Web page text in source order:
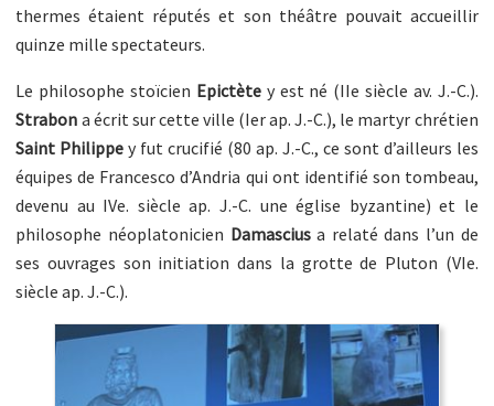
thermes étaient réputés et son théâtre pouvait accueillir
quinze mille spectateurs.
Le philosophe stoïcien Epictètey est né (IIe siècle av. J.-C.).
Strabon a écrit sur cette ville (Ier ap. J.-C.), le martyr chrétien
Saint Philippe y fut crucifié (80 ap. J.-C., ce sont d’ailleurs les
équipes de Francesco d’Andria qui ont identifié son tombeau,
devenu au IVe. siècle ap. J.-C. une église byzantine) et le
philosophe néoplatonicien Damasciusa relaté dans l’un de
ses ouvrages son initiation dans la grotte de Pluton (VIe.
siècle ap. J.-C.).